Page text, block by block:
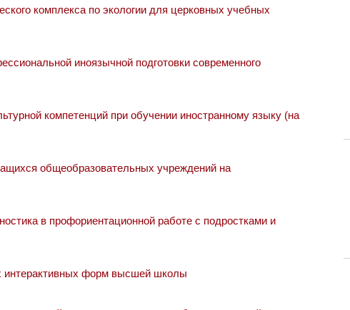
комплекса по экологии для церковных учебных
иноязычной подготовки современного
компетенций при обучении иностранному языку (на
общеобразовательных учреждений на
в профориентационной работе с подростками и
интерактивных форм высшей школы